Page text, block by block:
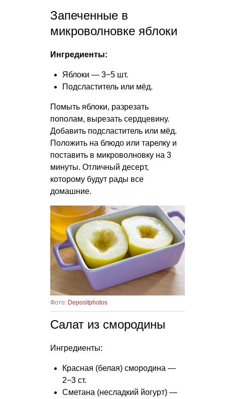
Запеченные в
микроволновке яблоки
Ингредиенты:
Яблоки — 3−5 шт.
Подсластитель или мёд.
Помыть яблоки, разрезать
пополам, вырезать сердцевину.
Добавить подсластитель или мёд.
Положить на блюдо или тарелку и
поставить в микроволновку на 3
минуты. Отличный десерт,
которому будут рады все
домашние.
Фото: Depositphotos
Салат из смородины
Ингредиенты:
Красная (белая) смородина —
2−3 ст.
Сметана (несладкий йогурт) —